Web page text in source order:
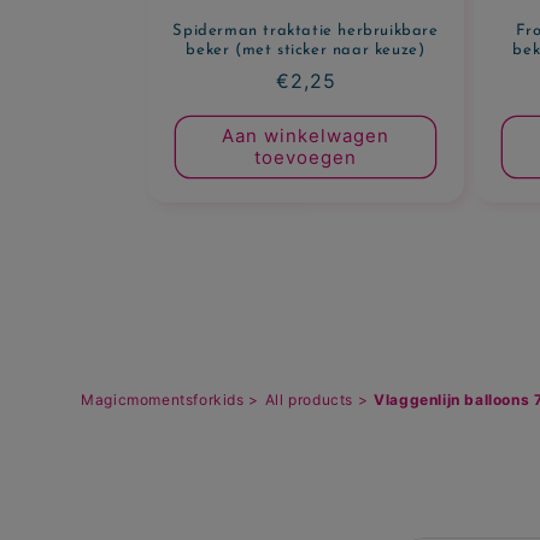
Spiderman traktatie herbruikbare
beker (met sticker naar keuze)
Normale
prijs
€2,25
Aan winkelwagen
toevoegen
Magicmomentsforkids > All products > Vlaggenlijn balloons